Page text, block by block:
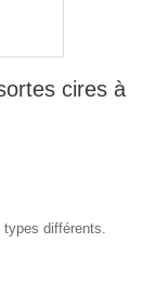
cires à
types différents.